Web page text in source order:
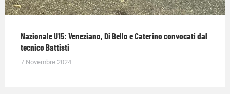
Nazionale U15: Veneziano, Di Bello e Caterino convocati dal
tecnico Battisti
7 Novembre 2024